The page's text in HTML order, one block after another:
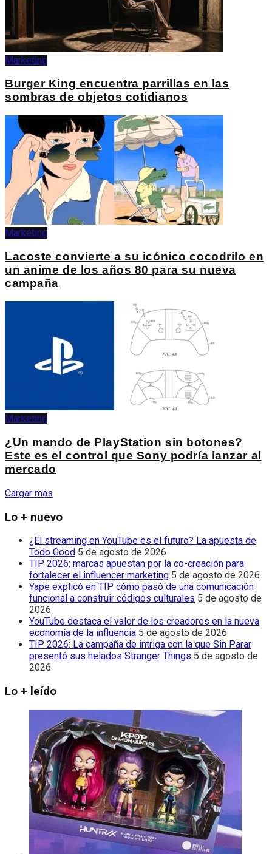
Marketing
Burger King encuentra parrillas en las
sombras de objetos cotidianos
Marketing
Lacoste convierte a su icónico cocodrilo en
un anime de los años 80 para su nueva
campaña
Marketing
¿Un mando de PlayStation sin botones?
Este es el control que Sony podría lanzar al
mercado
Cargar más
Lo + nuevo
¿El streaming en YouTube es el futuro? La apuesta de
Todo Good 5 de agosto de 2026
TIP 2026: marcas apuestan por la co-creación para
fortalecer el influencer marketing 5 de agosto de 2026
Yape explicó en TIP cómo pasó de una comunicación
funcional a construir códigos culturales 5 de agosto de
2026
YouTube destaca el valor de los creadores en la nueva
economía de la influencia 5 de agosto de 2026
TIP 2026: La campaña de intriga con la que Sin Parar
presentó sus helados Stranger Things 5 de agosto de
2026
Lo + leído